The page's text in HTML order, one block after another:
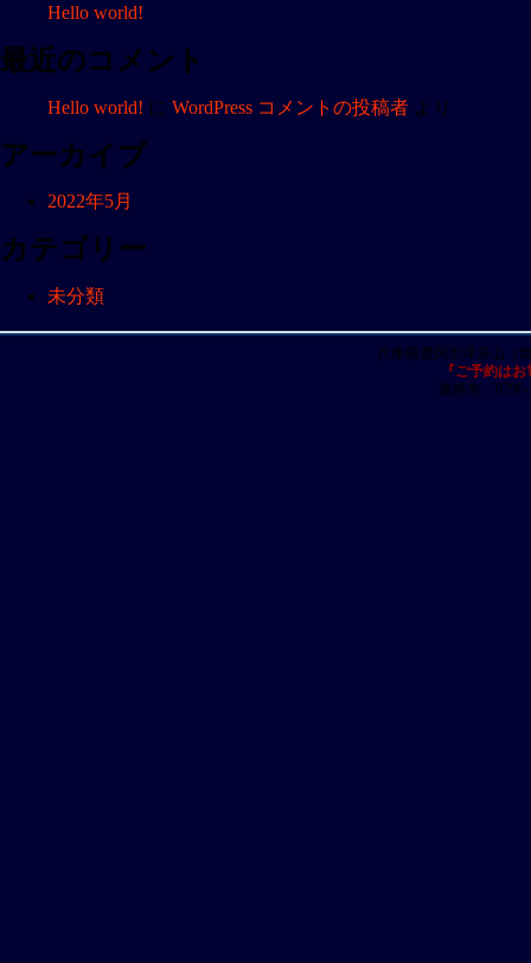
ョ
ン
Hello world!
最近のコメント
Hello world! に WordPress コメントの投稿者 より
アーカイブ
2022年5月
カテゴリー
未分類
兵庫県豊岡市津居山
『ご予約は
連絡先：